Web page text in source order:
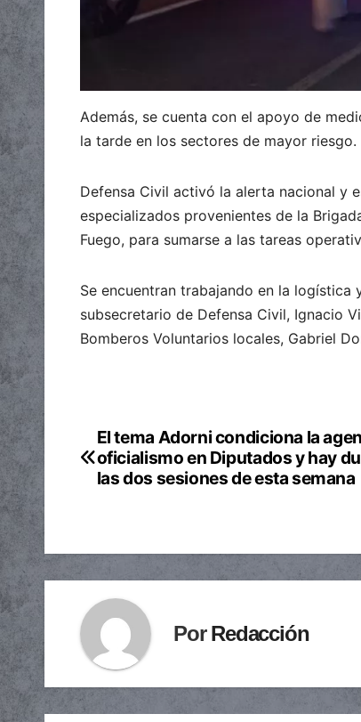
Además, se cuenta con el apoyo de
la tarde en los sectores de mayor riesgo.
Defensa Civil activó la alerta nacional y
especializados provenientes de la
Fuego, para sumarse a las tareas
Se encuentran trabajando en la logística
subsecretario de Defensa Civil, Ignacio
Bomberos Voluntarios locales, Gabriel
Navegación
de
El tema Adorni condiciona la
oficialismo en Diputados y hay
las dos sesiones de esta semana
PorRedacción